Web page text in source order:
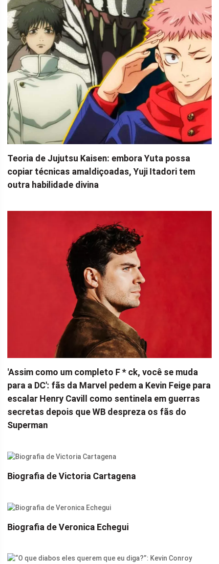
Teoria de Jujutsu Kaisen: embora Yuta possa
copiar técnicas amaldiçoadas, Yuji Itadori tem
outra habilidade divina
'Assim como um completo F * ck, você se muda
para a DC': fãs da Marvel pedem a Kevin Feige para
escalar Henry Cavill como sentinela em guerras
secretas depois que WB despreza os fãs do
Superman
Biografia de Victoria Cartagena
Biografia de Veronica Echegui